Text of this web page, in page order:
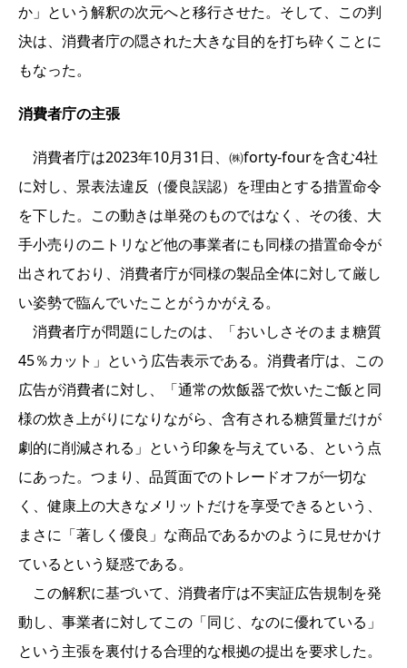
か」という解釈の次元へと移行させた。そして、この判
決は、消費者庁の隠された大きな目的を打ち砕くことに
もなった。
消費者庁の主張
消費者庁は2023年10月31日、㈱forty-fourを含む4社
に対し、景表法違反（優良誤認）を理由とする措置命令
を下した。この動きは単発のものではなく、その後、大
手小売りのニトリなど他の事業者にも同様の措置命令が
出されており、消費者庁が同様の製品全体に対して厳し
い姿勢で臨んでいたことがうかがえる。
消費者庁が問題にしたのは、「おいしさそのまま糖質
45％カット」という広告表示である。消費者庁は、この
広告が消費者に対し、「通常の炊飯器で炊いたご飯と同
様の炊き上がりになりながら、含有される糖質量だけが
劇的に削減される」という印象を与えている、という点
にあった。つまり、品質面でのトレードオフが一切な
く、健康上の大きなメリットだけを享受できるという、
まさに「著しく優良」な商品であるかのように見せかけ
ているという疑惑である。
この解釈に基づいて、消費者庁は不実証広告規制を発
動し、事業者に対してこの「同じ、なのに優れている」
という主張を裏付ける合理的な根拠の提出を要求した。